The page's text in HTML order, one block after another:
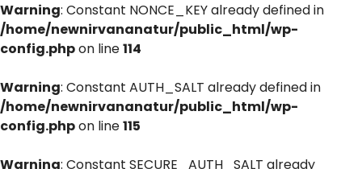
Warning: Constant NONCE_KEY already defined in
/home/newnirvananatur/public_html/wp-
config.phpon line114
Warning: Constant AUTH_SALT already defined in
/home/newnirvananatur/public_html/wp-
config.phpon line115
Warning: Constant SECURE_AUTH_SALT already